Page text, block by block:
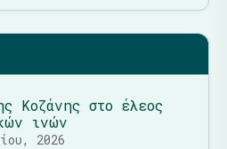
Κοζάνης στο έλεος
ινών
2026